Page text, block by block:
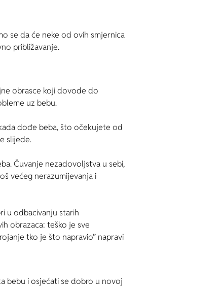
se da će neke od ovih smjernica
približavanje.
obrasce koji dovode do
uz bebu.
dođe beba, što očekujete od
slijede.
Čuvanje nezadovoljstva u sebi,
većeg nerazumijevanja i
u odbacivanju starih
obrazaca: teško je sve
tko je što napravio” napravi
bebu i osjećati se dobro u novoj